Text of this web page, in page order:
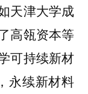
天津大学成
高瓴资本等
可持续新材
永续新材料